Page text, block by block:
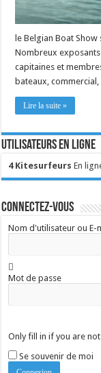
le Belgian Boat Show
Nombreux
capitaines et
bateaux, commercial,
Lire la suite »
Utilisateurs en ligne
4 Kitesurfeurs En
Connectez-vous
Nom d'utilisateur ou E-
Mot de passe
Only fill in if you are
Se souvenir de moi